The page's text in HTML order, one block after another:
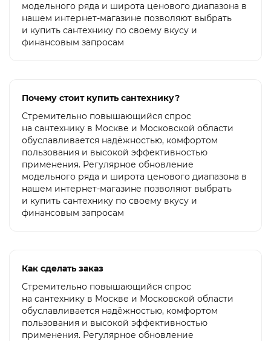
модельного ряда и широта ценового диапазона в
нашем интернет-магазине позволяют выбрать
и купить сантехнику по своему вкусу и
финансовым запросам
Почему стоит купить сантехнику?
Стремительно повышающийся спрос
на сантехнику в Москве и Московской области
обуславливается надёжностью, комфортом
пользования и высокой эффективностью
применения. Регулярное обновление
модельного ряда и широта ценового диапазона в
нашем интернет-магазине позволяют выбрать
и купить сантехнику по своему вкусу и
финансовым запросам
Как сделать заказ
Стремительно повышающийся спрос
на сантехнику в Москве и Московской области
обуславливается надёжностью, комфортом
пользования и высокой эффективностью
применения. Регулярное обновление